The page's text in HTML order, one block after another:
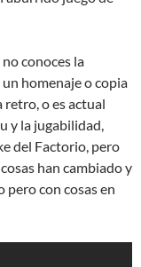
no conoces la
homenaje o copia
o es actual
y la jugabilidad,
del Factorio, pero
han cambiado y
con cosas en